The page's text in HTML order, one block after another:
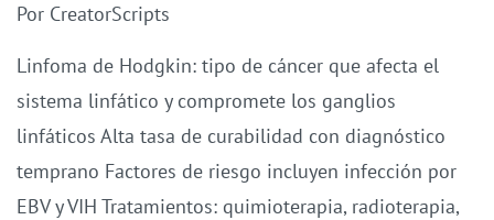
Por CreatorScripts
Linfoma de Hodgkin: tipo de cáncer que afecta el
sistema linfático y compromete los ganglios
linfáticos Alta tasa de curabilidad con diagnóstico
temprano Factores de riesgo incluyen infección por
EBV y VIH Tratamientos: quimioterapia, radioterapia,